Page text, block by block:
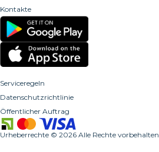
Kontakte
Serviceregeln
Datenschutzrichtlinie
Öffentlicher Auftrag
Urheberrechte © 2026 Alle Rechte vorbehalten